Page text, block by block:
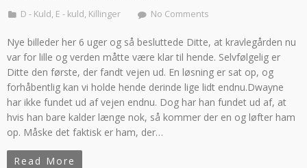
D - Kuld, E - kuld, Killinger No Comments
Nye billeder her 6 uger og så besluttede Ditte, at kravlegården nu
var for lille og verden måtte være klar til hende. Selvfølgelig er
Ditte den første, der fandt vejen ud. En løsning er sat op, og
forhåbentlig kan vi holde hende derinde lige lidt endnu.Dwayne
har ikke fundet ud af vejen endnu. Dog har han fundet ud af, at
hvis han bare kalder længe nok, så kommer der en og løfter ham
op. Måske det faktisk er ham, der…
Read More